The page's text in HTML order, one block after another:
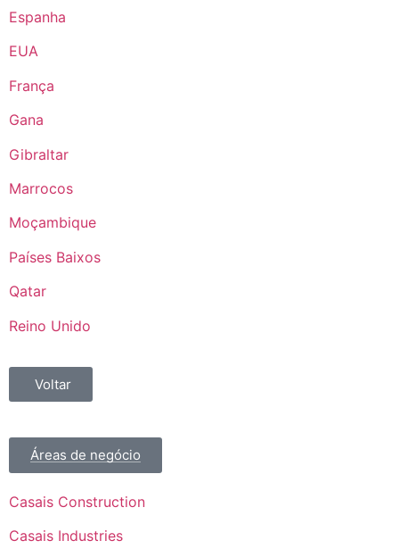
Espanha
EUA
França
Gana
Gibraltar
Marrocos
Moçambique
Países Baixos
Qatar
Reino Unido
Voltar
Áreas de negócio
Casais Construction
Casais Industries